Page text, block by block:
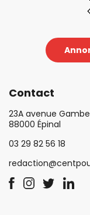
Contact
23A avenue
88000 Épinal
03 29 82 56 18